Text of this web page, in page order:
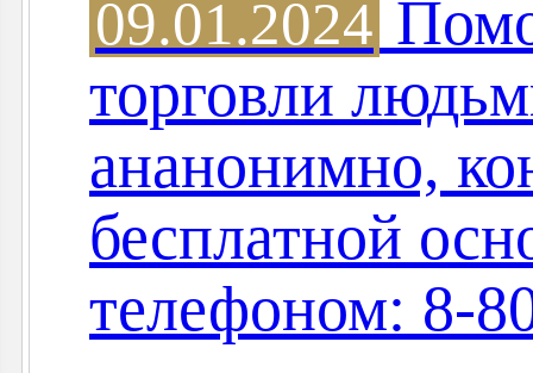
09.01.2024
торговли
ананонимно,
бесплатной
телефоном: 8-